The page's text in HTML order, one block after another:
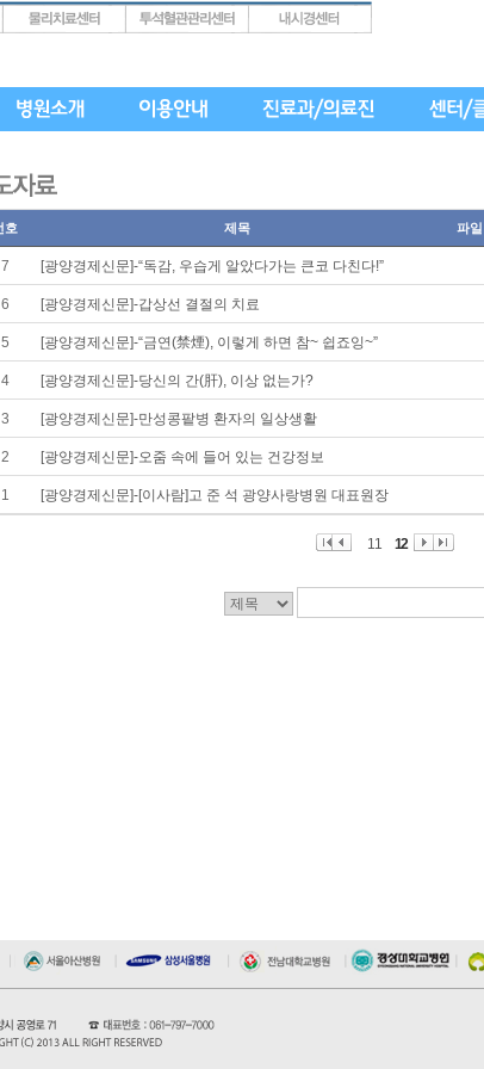
호 제목 파일
7 [광양경제신문]-“독감, 우습게 알았다가는 큰코 다친다!”
6 [광양경제신문]-갑상선 결절의 치료
5 [광양경제신문]-“금연(禁煙), 이렇게 하면 참~ 쉽죠잉~”
4 [광양경제신문]-당신의 간(肝), 이상 없는가?
3 [광양경제신문]-만성콩팥병 환자의 일상생활
2 [광양경제신문]-오줌 속에 들어 있는 건강정보
1 [광양경제신문]-[이사람]고 준 석 광양사랑병원 대표원장
11 12